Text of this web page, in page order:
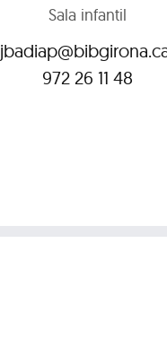
Sala infantil
972 26 11 48